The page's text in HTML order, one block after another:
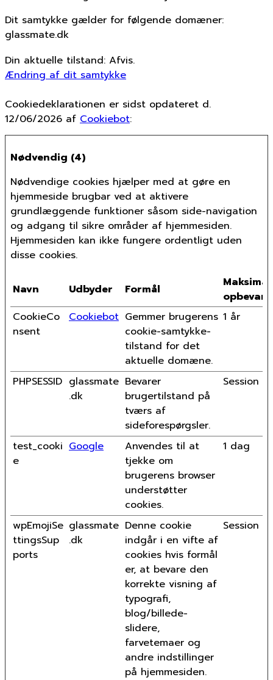
Dit samtykke gælder for følgende domæner:
glassmate.dk
Din aktuelle tilstand: Afvis.
Ændring af dit samtykke
Cookiedeklarationen er sidst opdateret d.
12/06/2026 af Cookiebot:
Nødvendig (4)
Nødvendige cookies hjælper med at gøre en
hjemmeside brugbar ved at aktivere
grundlæggende funktioner såsom side-navigation
og adgang til sikre områder af hjemmesiden.
Hjemmesiden kan ikke fungere ordentligt uden
disse cookies.
Navn Udbyder Formål
Maksimal
CookieCo
nsent
Cookiebot Gemmer brugerens
cookie-samtykke-
tilstand for det
aktuelle domæne.
1 år
PHPSESSID glassmate
.dk
Bevarer
brugertilstand på
tværs af
sideforespørgsler.
Session
test_cooki
e
Google
Anvendes til at
tjekke om
brugerens browser
understøtter
cookies.
1 dag
wpEmojiSe
ttingsSup
ports
glassmate
.dk
Denne cookie
indgår i en vifte af
cookies hvis formål
er, at bevare den
korrekte visning af
typografi,
blog/billede-
slidere,
farvetemaer og
andre indstillinger
på hjemmesiden.
Session